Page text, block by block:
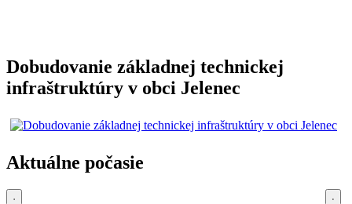
Dobudovanie základnej technickej
infraštruktúry v obci Jelenec
Aktuálne počasie